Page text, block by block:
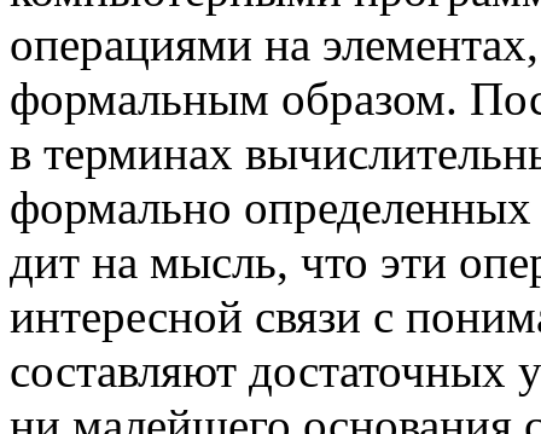
операциями на
формальным образом.
в терминах
формально
дит на мысль, что эти
интересной связи с
составляют достаточных